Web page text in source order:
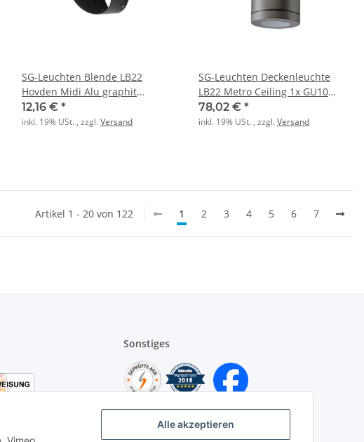
Alle akzeptieren
SG-Leuchten Blende LB22
Hovden Midi Alu graphit
65x65x65mm
12,16 € *
inkl. 19% USt. , zzgl.Versand
SG-Leuchten Deckenleuchte
LB22 Metro Ceiling 1x GU10
230V 35W graphit
78,02 € *
inkl. 19% USt. , zzgl.Versand
Artikel 1 - 20 von 122 1 2 3 4 5 6 7
Sonstiges